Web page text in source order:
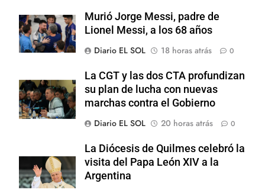
Murió Jorge Messi, padre de
Lionel Messi, a los 68 años
Diario EL SOL
18 horas atrás 0
La CGT y las dos CTA profundizan
su plan de lucha con nuevas
marchas contra el Gobierno
Diario EL SOL
20 horas atrás 0
La Diócesis de Quilmes celebró la
visita del Papa León XIV a la
Argentina